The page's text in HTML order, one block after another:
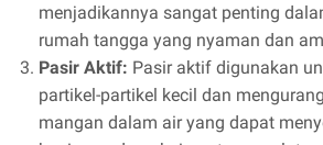
menjadikannya sangat penting
rumah tangga yang nyaman dan
Pasir Aktif: Pasir aktif digunakan
partikel-partikel kecil dan
mangan dalam air yang dapat